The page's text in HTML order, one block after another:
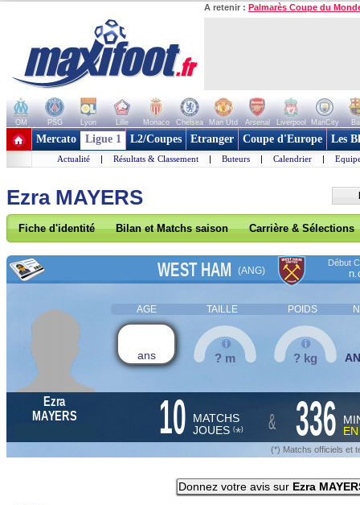
A retenir : Palmarès Coupe du
OM PSG Lyon Lille Monaco Chelsea Man Utd Arsenal Liverpool ManCity
+ de clubs
Mercato Ligue 1 L2/Coupes Etranger Coupe d'Europe Les
Actualité | Résultats & Classement | Buteurs | Calendrier |
Ezra MAYERS
Fiche d'identité Bilan et Matchs saison Carrière & Sélections
WEST HAM (ANG)
Début
AGE TAILLE POIDS
ans ? m ? kg
Ezra
MAYERS
10 MATCHS
JOUES (*) & 336
(*) Matchs officiels et
Donnez votre avis sur Ezra